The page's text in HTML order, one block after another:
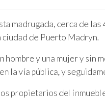
madrugada, cerca de
de Puerto Madryn.
hombre y una mujer y sin
la vía pública, y
propietarios del